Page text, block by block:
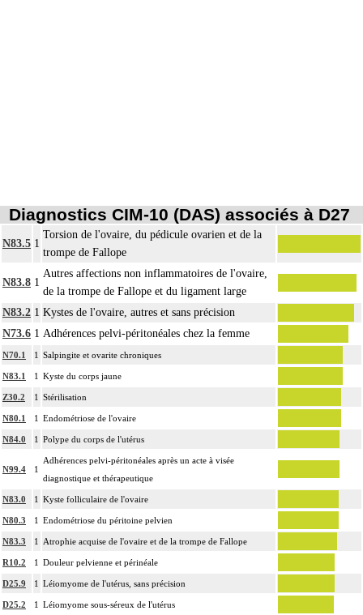
Diagnostics CIM-10 (DAS) associés à D27
N83.5 1
Torsion de l'ovaire, du pédicule ovarien et de la
trompe de Fallope
N83.8 1
Autres affections non inflammatoires de l'ovaire,
de la trompe de Fallope et du ligament large
N83.2 1 Kystes de l'ovaire, autres et sans précision
N73.6 1 Adhérences pelvi-péritonéales chez la femme
N70.1 1 Salpingite et ovarite chroniques
N83.1 1 Kyste du corps jaune
Z30.2 1 Stérilisation
N80.1 1 Endométriose de l'ovaire
N84.0 1 Polype du corps de l'utérus
N99.4 1
Adhérences pelvi-péritonéales après un acte à visée
diagnostique et thérapeutique
N83.0 1 Kyste folliculaire de l'ovaire
N80.3 1 Endométriose du péritoine pelvien
N83.3 1 Atrophie acquise de l'ovaire et de la trompe de Fallope
R10.2 1 Douleur pelvienne et périnéale
D25.9 1 Léiomyome de l'utérus, sans précision
D25.2 1 Léiomyome sous-séreux de l'utérus